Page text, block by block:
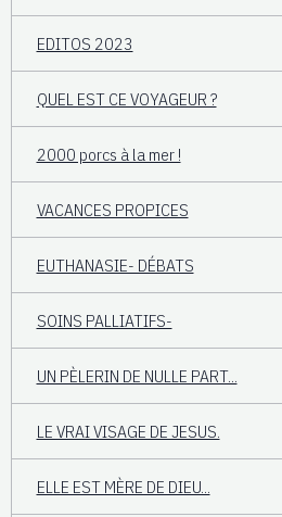
EDITOS 2023
QUEL EST CE VOYAGEUR ?
2000 porcs à la mer !
VACANCES PROPICES
EUTHANASIE- DÉBATS
SOINS PALLIATIFS-
UN PÈLERIN DE NULLE PART...
LE VRAI VISAGE DE JESUS.
ELLE EST MÈRE DE DIEU...